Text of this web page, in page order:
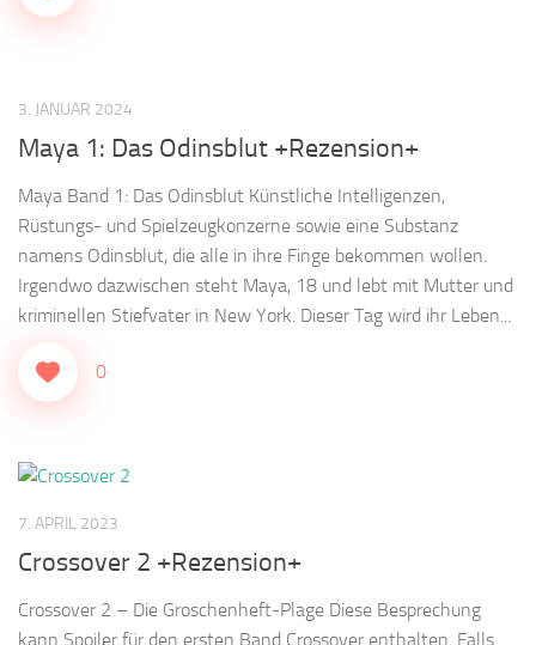
3. JANUAR 2024
Maya 1: Das Odinsblut +Rezension+
Maya Band 1: Das Odinsblut Künstliche Intelligenzen,
Rüstungs- und Spielzeugkonzerne sowie eine Substanz
namens Odinsblut, die alle in ihre Finge bekommen wollen.
Irgendwo dazwischen steht Maya, 18 und lebt mit Mutter und
kriminellen Stiefvater in New York. Dieser Tag wird ihr Leben...
0
7. APRIL 2023
Crossover 2 +Rezension+
Crossover 2 – Die Groschenheft-Plage Diese Besprechung
kann Spoiler für den ersten Band Crossover enthalten. Falls